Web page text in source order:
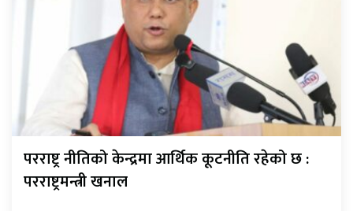
परराष्ट्र नीतिको केन्द्रमा आर्थिक कूटनीति रहेको छ :
परराष्ट्रमन्त्री खनाल